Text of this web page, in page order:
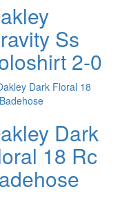
Ss
2-0
Dark
18 Rc